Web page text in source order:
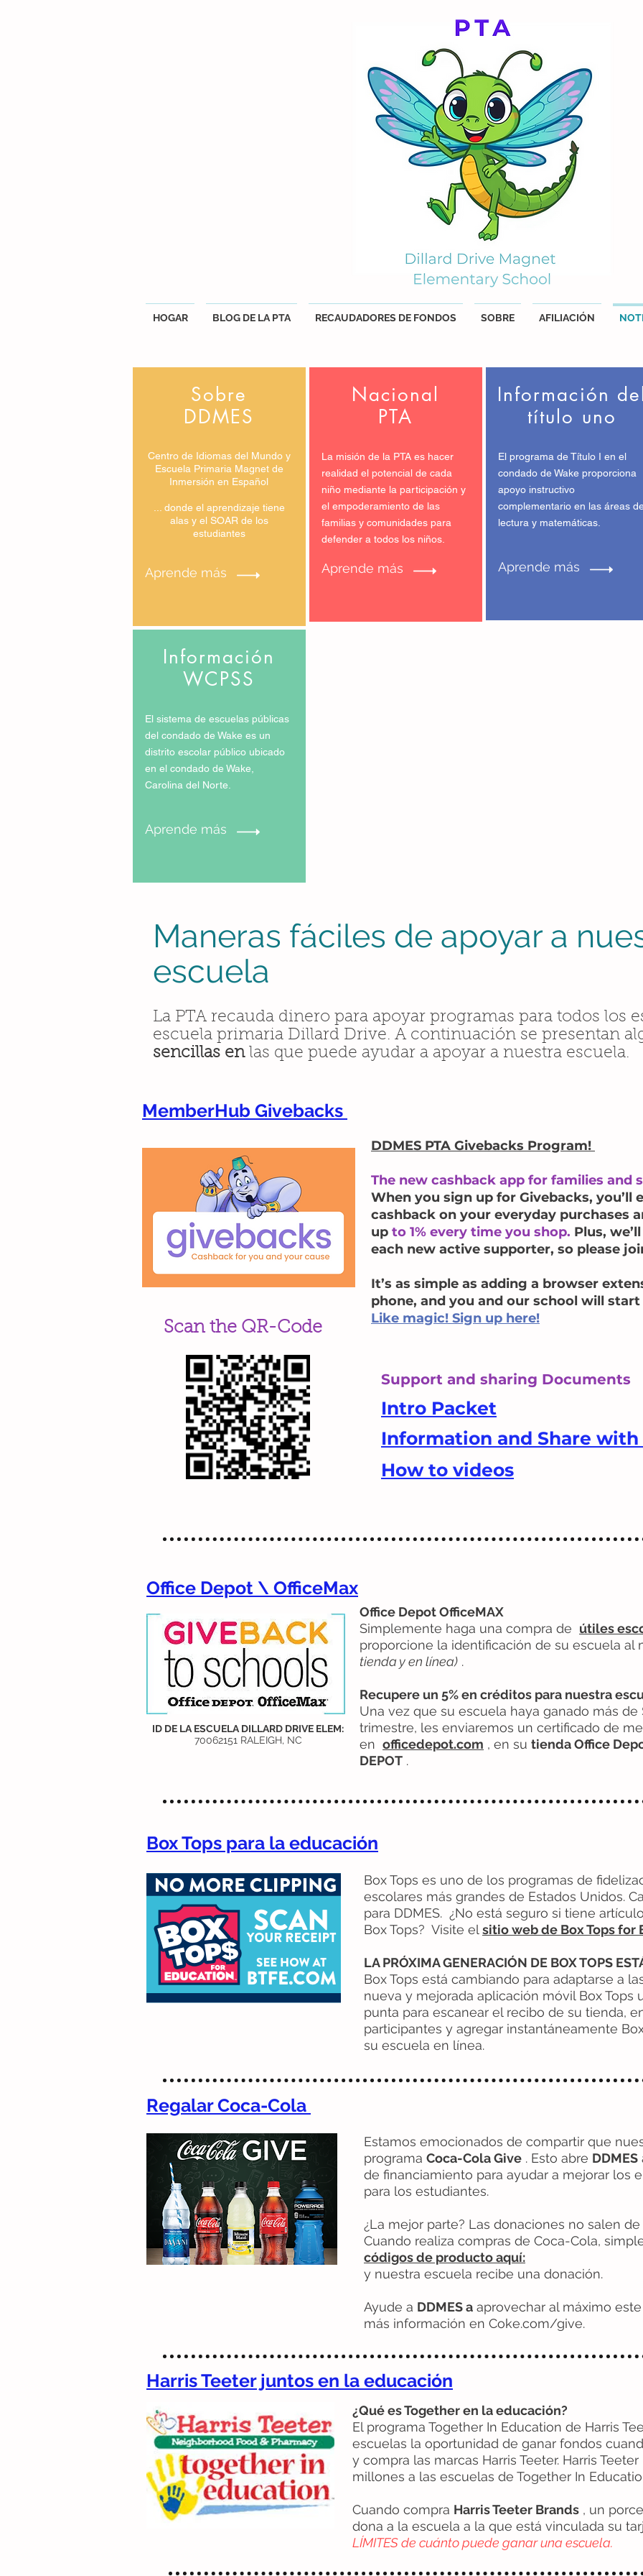
HOGAR BLOG DE LA PTA RECAUDADORES DE FONDOS SOBRE AFILIACIÓN
Sobre
DDMES
Centro de Idiomas del Mundo y
Escuela Primaria Magnet de
Inmersión en Español
... donde el aprendizaje tiene
alas y el SOAR de los
estudiantes
Aprende más
Nacional
PTA
La misión de la PTA es hacer
realidad el potencial de cada
niño mediante la participación y
el empoderamiento de las
familias y comunidades para
defender a todos los niños.
Aprende más
Información
título uno
El programa de Título I en el
condado de Wake proporciona
apoyo instructivo
complementario en las áreas
lectura y matemáticas.
Aprende más
Información
WCPSS
El sistema de escuelas públicas
del condado de Wake es un
distrito escolar público ubicado
en el condado de Wake,
Carolina del Norte.
Aprende más
Maneras fáciles de apoyar a
escuela
La PTA recauda dinero para apoyar programas para todos los
escuela primaria Dillard Drive. A continuación se presentan
sencillas enlas que puede ayudar a apoyar a nuestra escuela.
MemberHub Givebacks
Scan the QR-Code
DDMES PTA Givebacks Program!
The new cashback app for families and
When you sign up for Givebacks, you’ll
cashback on your everyday purchases
up to 1% every time you shop. Plus,
each new active supporter, so please
It’s as simple as adding a browser
phone, and you and our school will
Like magic! Sign up here!
Support and sharing Documents
Intro Packet
Information and Share
How to videos
Office Depot \ OfficeMax
ID DE LA ESCUELA DILLARD DRIVE ELEM:
70062151 RALEIGH, NC
Office Depot OfficeMAX
Simplemente haga una compra de útiles
proporcione la identificación de su escuela
tienda y en línea) .
Recupere un 5% en créditos para nuestra
Una vez que su escuela haya ganado más
trimestre, les enviaremos un certificado de
en officedepot.com , en su tienda Office
DEPOT .
Box Tops para la educación
Box Tops es uno de los programas de
escolares más grandes de Estados Unidos.
para DDMES. ¿No está seguro si tiene
Box Tops? Visite el sitio web de Box Tops for
LA PRÓXIMA GENERACIÓN DE BOX TOPS
Box Tops está cambiando para adaptarse a
nueva y mejorada aplicación móvil Box Tops
punta para escanear el recibo de su tienda,
participantes y agregar instantáneamente
su escuela en línea.
Regalar Coca-Cola
Estamos emocionados de compartir que
programa Coca-Cola Give . Esto abre DDMES
de financiamiento para ayudar a mejorar los
para los estudiantes.
¿La mejor parte? Las donaciones no salen
Cuando realiza compras de Coca-Cola,
códigos de producto aquí:
y nuestra escuela recibe una donación.
Ayude a DDMES a aprovechar al máximo
más información en Coke.com/give.
Harris Teeter juntos en la educación
¿Qué es Together en la educación?
El programa Together In Education de Harris
escuelas la oportunidad de ganar fondos
y compra las marcas Harris Teeter. Harris
millones a las escuelas de Together In
Cuando compra Harris Teeter Brands , un
dona a la escuela a la que está vinculada su
LÍMITES de cuánto puede ganar una escuela.